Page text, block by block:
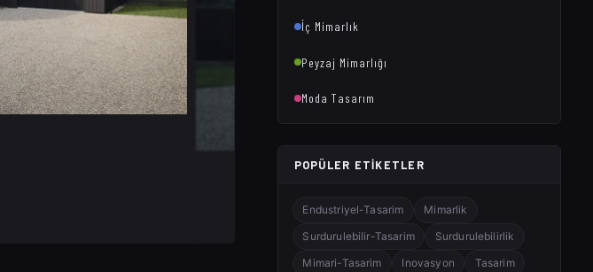
İç Mimarlık
Peyzaj Mimarlığı
Moda Tasarım
POPÜLER ETIKETLER
Endustriyel-Tasarim
Mimarlik
Surdurulebilir-Tasarim
Surdurulebilirlik
Mimari-Tasarim
Inovasyon
Tasarim